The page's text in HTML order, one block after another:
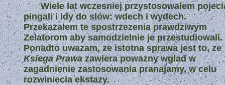
Wiele lat wczesniej przystosowalem
pingali i idy do slów: wdech i wydech.
Przekazalem te spostrzezenia prawdziwym
Zelatorom aby samodzielnie je przestudiowali.
Ponadto uwazam, ze istotna sprawa jest to, ze
Ksiega Prawazawiera powazny wglad w
zagadnienie zastosowania pranajamy, w celu
rozwiniecia ekstazy.